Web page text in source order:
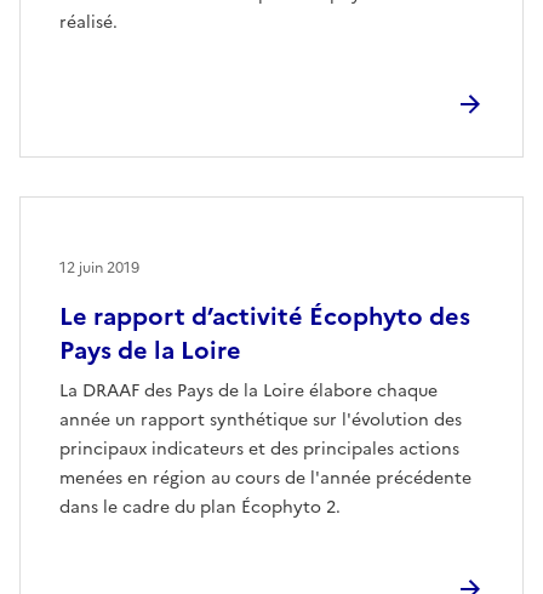
réalisé.
Le rapport d’activité Écophyto des
Pays de la Loire
La DRAAF des Pays de la Loire élabore chaque
année un rapport synthétique sur l'évolution des
principaux indicateurs et des principales actions
menées en région au cours de l'année précédente
dans le cadre du plan Écophyto 2.
12 juin 2019